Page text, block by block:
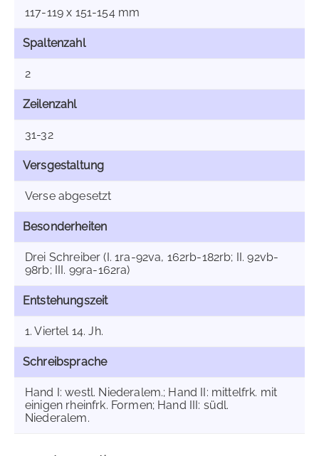
117-119 x 151-154 mm
Spaltenzahl
2
Zeilenzahl
31-32
Versgestaltung
Verse abgesetzt
Besonderheiten
Drei Schreiber (I. 1ra-92va, 162rb-182rb; II. 92vb-
98rb; III. 99ra-162ra)
Entstehungszeit
1. Viertel 14. Jh.
Schreibsprache
Hand I: westl. Niederalem.; Hand II: mittelfrk. mit
einigen rheinfrk. Formen; Hand III: südl.
Niederalem.